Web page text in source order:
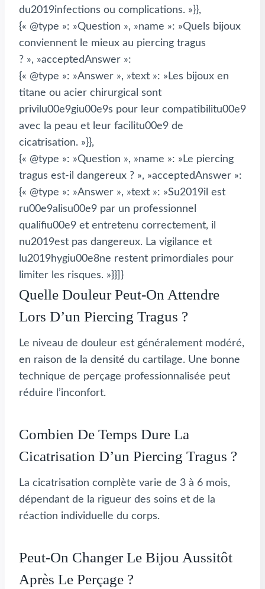
du2019infections ou complications. »}},
{« @type »: »Question », »name »: »Quels bijoux
conviennent le mieux au piercing tragus
? », »acceptedAnswer »:
{« @type »: »Answer », »text »: »Les bijoux en
titane ou acier chirurgical sont
privilu00e9giu00e9s pour leur compatibilitu00e9
avec la peau et leur facilitu00e9 de
cicatrisation. »}},
{« @type »: »Question », »name »: »Le piercing
tragus est-il dangereux ? », »acceptedAnswer »:
{« @type »: »Answer », »text »: »Su2019il est
ru00e9alisu00e9 par un professionnel
qualifiu00e9 et entretenu correctement, il
nu2019est pas dangereux. La vigilance et
lu2019hygiu00e8ne restent primordiales pour
limiter les risques. »}}]}
Quelle Douleur Peut-On Attendre
Lors D’un Piercing Tragus ?
Le niveau de douleur est généralement modéré,
en raison de la densité du cartilage. Une bonne
technique de perçage professionnalisée peut
réduire l’inconfort.
Combien De Temps Dure La
Cicatrisation D’un Piercing Tragus ?
La cicatrisation complète varie de 3 à 6 mois,
dépendant de la rigueur des soins et de la
réaction individuelle du corps.
Peut-On Changer Le Bijou Aussitôt
Après Le Perçage ?